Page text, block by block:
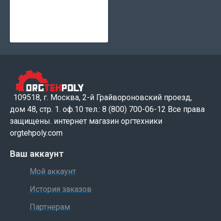
109518, г. Москва, 2-й Грайвороновский проезд,
дом 48, стр. 1. оф.10 тел.: 8 (800) 700-06-12 Все права
защищены. интернет магазин оргтехники
orgtehpoly.com
Ваш аккаунт
Мой аккаунт
История заказов
Партнерам